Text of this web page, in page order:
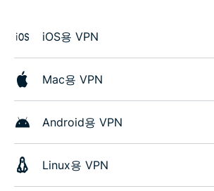
iOS용 VPN
Mac용 VPN
Android용 VPN
Linux용 VPN